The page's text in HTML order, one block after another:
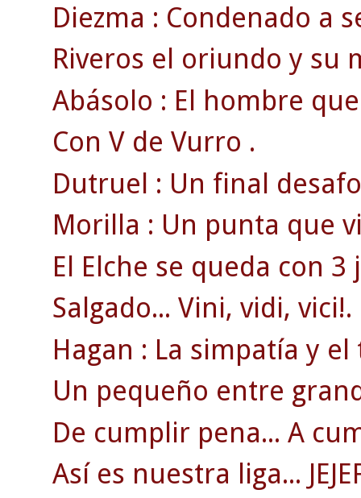
Diezma : Condenado a
Riveros el oriundo y su
Abásolo : El hombre
Con V de Vurro .
Dutruel : Un final
Morilla : Un punta que
El Elche se queda con
Salgado... Vini, vidi, vici!.
Hagan : La simpatía y
Un pequeño entre
De cumplir pena... A
Así es nuestra liga...